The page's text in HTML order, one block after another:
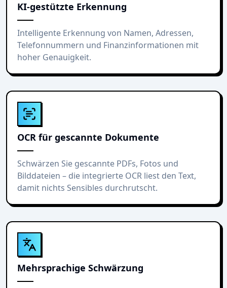
KI-gestützte Erkennung
Intelligente Erkennung von Namen, Adressen,
Telefonnummern und Finanzinformationen mit
hoher Genauigkeit.
OCR für gescannte Dokumente
Schwärzen Sie gescannte PDFs, Fotos und
Bilddateien – die integrierte OCR liest den Text,
damit nichts Sensibles durchrutscht.
Mehrsprachige Schwärzung